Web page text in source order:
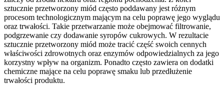
sztucznie przetworzony miód często poddawany jest różnym
procesom technologicznym mającym na celu poprawę jego wyglądu
oraz trwałości. Takie przetwarzanie może obejmować filtrowanie,
podgrzewanie czy dodawanie syropów cukrowych. W rezultacie
sztucznie przetworzony miód może tracić część swoich cennych
właściwości zdrowotnych oraz enzymów odpowiedzialnych za jego
korzystny wpływ na organizm. Ponadto często zawiera on dodatki
chemiczne mające na celu poprawę smaku lub przedłużenie
trwałości produktu.